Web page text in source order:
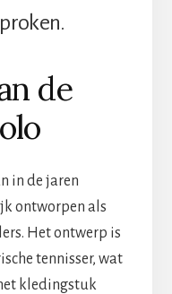
de
in de jaren
ontworpen als
Het ontwerp is
tennisser, wat
kledingstuk